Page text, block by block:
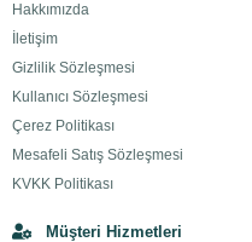
Hakkımızda
İletişim
Gizlilik Sözleşmesi
Kullanıcı Sözleşmesi
Çerez Politikası
Mesafeli Satış Sözleşmesi
KVKK Politikası
Müşteri Hizmetleri